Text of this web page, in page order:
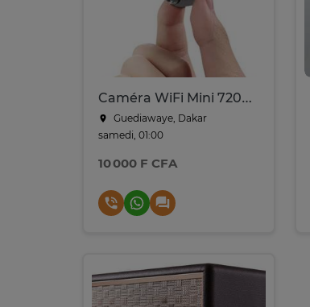
Caméra WiFi Mini 720p HD - Inclut vision nocturne
Guediawaye, Dakar
samedi, 01:00
10 000 F CFA